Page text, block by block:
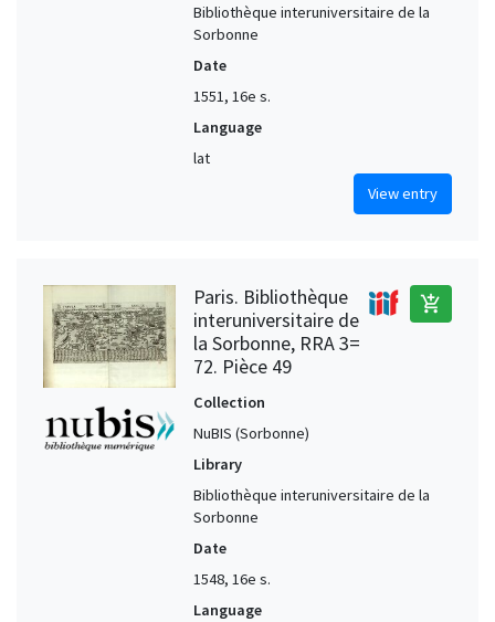
Bibliothèque interuniversitaire de la
Sorbonne
Date
1551, 16e s.
Language
lat
View entry
Paris. Bibliothèque
interuniversitaire de
la Sorbonne, RRA 3=
72. Pièce 49
add_shopping_cart
Collection
NuBIS (Sorbonne)
Library
Bibliothèque interuniversitaire de la
Sorbonne
Date
1548, 16e s.
Language